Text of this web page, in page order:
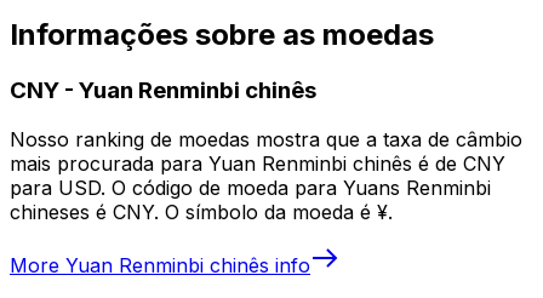
Informações sobre as moedas
CNY - Yuan Renminbi chinês
Nosso ranking de moedas mostra que a taxa de câmbio
mais procurada para Yuan Renminbi chinês é de CNY
para USD. O código de moeda para Yuans Renminbi
chineses é CNY. O símbolo da moeda é ¥.
More Yuan Renminbi chinês info